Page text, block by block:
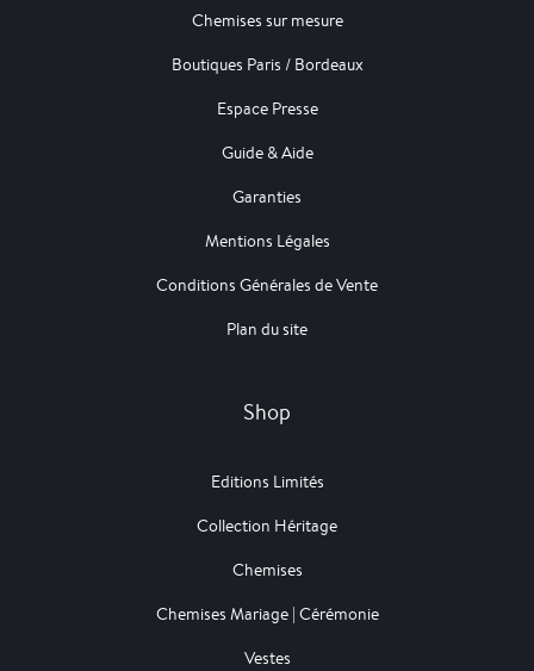
Chemises sur mesure
Boutiques Paris / Bordeaux
Espace Presse
Guide & Aide
Garanties
Mentions Légales
Conditions Générales de Vente
Plan du site
Shop
Editions Limités
Collection Héritage
Chemises
Chemises Mariage | Cérémonie
Vestes